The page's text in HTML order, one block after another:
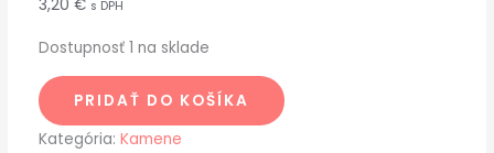
3,20 € s DPH
Dostupnosť 1 na sklade
PRIDAŤ DO KOŠÍKA
Kategória: Kamene